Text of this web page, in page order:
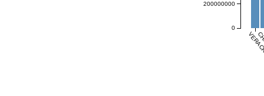
0
200000000